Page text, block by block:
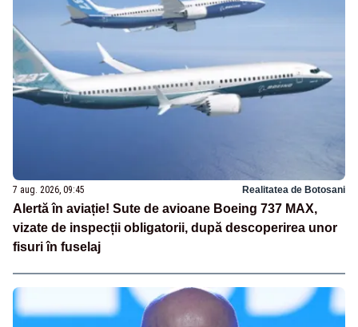
7 aug. 2026, 09:45 Realitatea de Botosani
Alertă în aviație! Sute de avioane Boeing 737 MAX,
vizate de inspecții obligatorii, după descoperirea unor
fisuri în fuselaj